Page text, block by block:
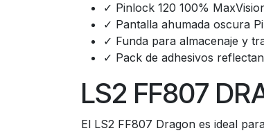
✓ Pinlock 120 100%
✓ Pantalla ahumada oscura
✓ Funda para almacenaje y
✓ Pack de adhesivos
LS2 FF807
El LS2 FF807 Dragon es ideal